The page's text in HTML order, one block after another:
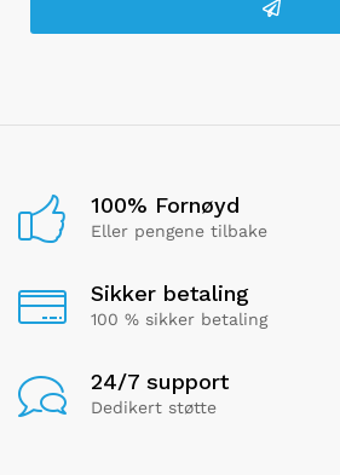
100% Fornøyd
Eller pengene tilbake
Sikker betaling
100 % sikker betaling
24/7 support
Dedikert støtte